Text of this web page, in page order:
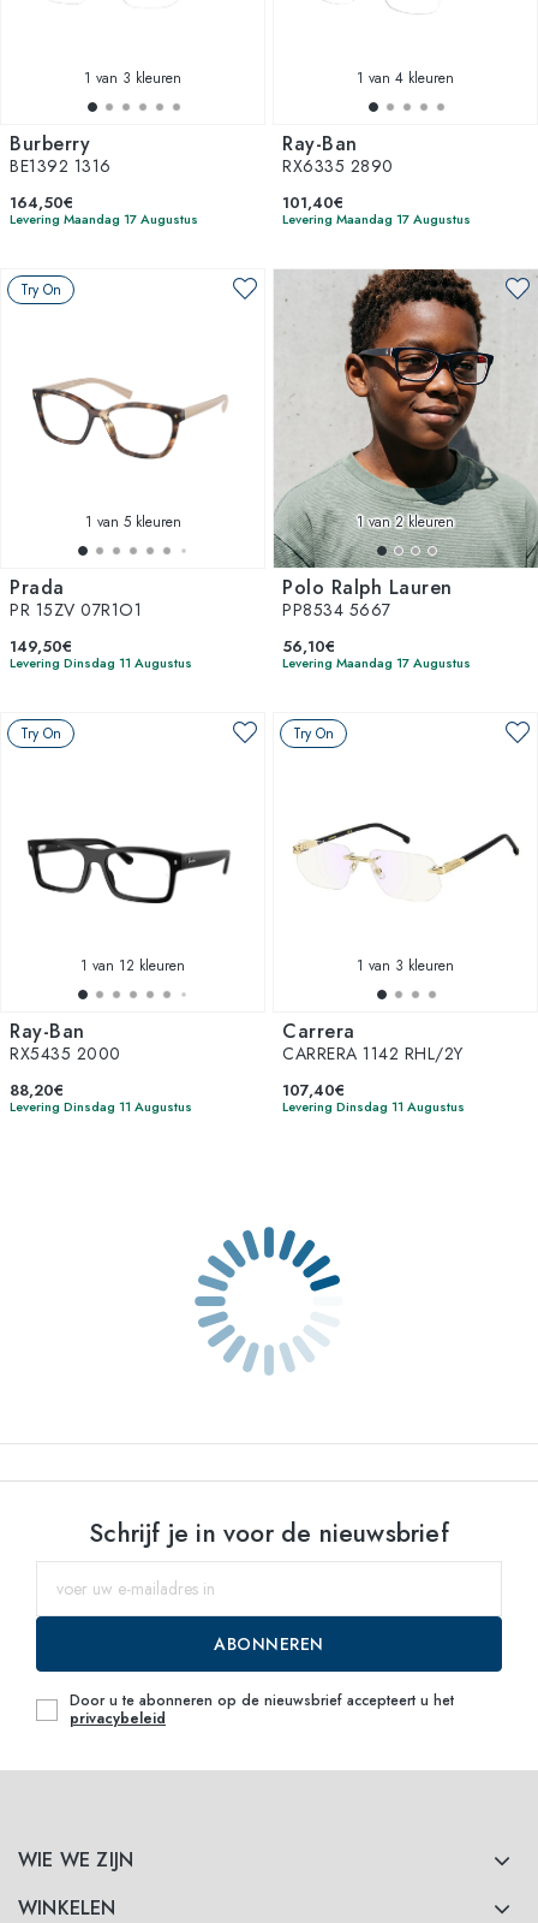
1 van 3 kleuren
Burberry
BE1392 1316
164,50€
Levering Maandag 17 Augustus
1 van 4 kleuren
Ray-Ban
RX6335 2890
101,40€
Levering Maandag 17 Augustus
Try On
1 van 5 kleuren
Prada
PR 15ZV 07R1O1
149,50€
Levering Dinsdag 11 Augustus
1van 2 kleuren
Polo Ralph Lauren
PP8534 5667
56,10€
Levering Maandag 17 Augustus
Try On
1 van 12 kleuren
Ray-Ban
RX5435 2000
88,20€
Levering Dinsdag 11 Augustus
Try On
1 van 3 kleuren
Carrera
CARRERA 1142 RHL/2Y
107,40€
Levering Dinsdag 11 Augustus
WIE WE ZIJN
WINKELEN
Schrijf je in voor de nieuwsbrief
ABONNEREN
Door u te abonneren op de nieuwsbrief accepteert u het
privacybeleid